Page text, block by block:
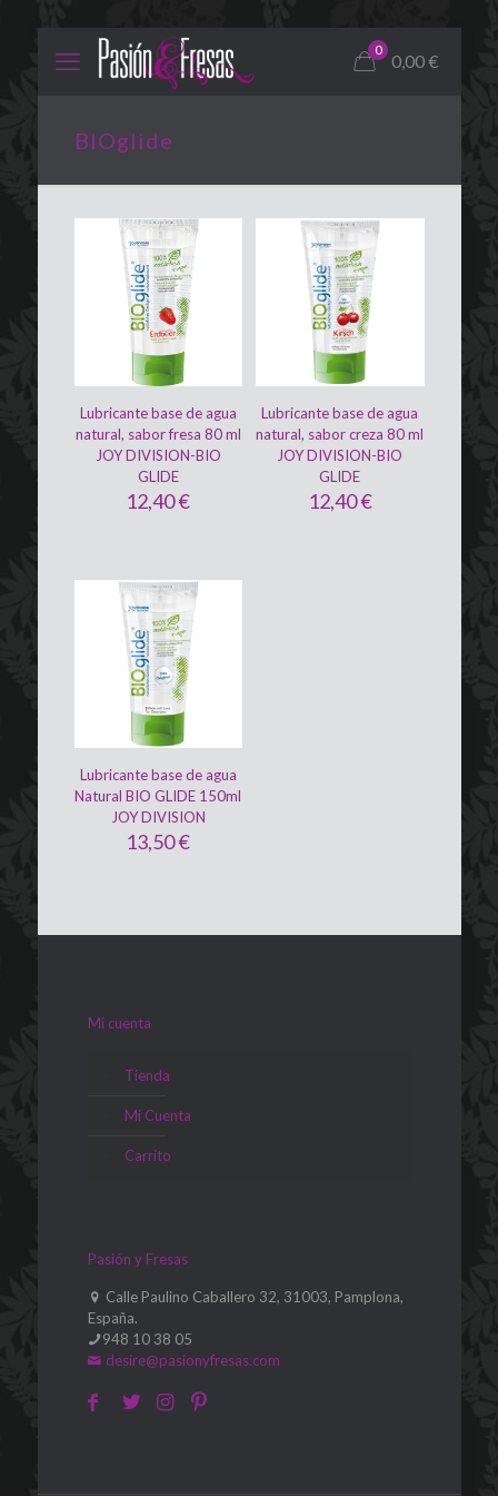
0
0,00€
BIOglide
Lubricante base de agua
natural, sabor fresa 80 ml
JOY DIVISION-BIO
GLIDE
12,40€
Lubricante base de agua
natural, sabor creza 80 ml
JOY DIVISION-BIO
GLIDE
12,40€
Lubricante base de agua
Natural BIO GLIDE 150ml
JOY DIVISION
13,50€
Mi cuenta
Tienda
Mi Cuenta
Carrito
Pasión y Fresas
Calle Paulino Caballero 32, 31003, Pamplona,
España.
948 10 38 05
desire@pasionyfresas.com